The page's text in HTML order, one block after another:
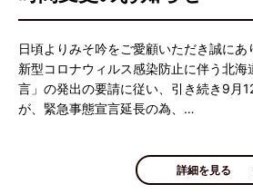
日頃よりみそ吟をご愛顧いただき誠にあ
新型コロナウィルス感染防止に伴う北海
言」の発出の要請に従い、引き続き9月
が、緊急事態宣言延長の為、…
詳細を見る